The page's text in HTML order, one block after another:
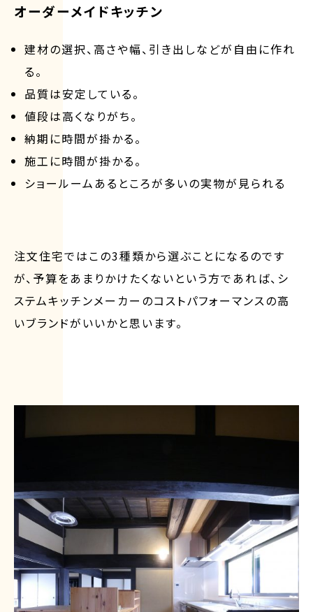
オーダーメイドキッチン
建材の選択、高さや幅、引き出しなどが自由に作れ
る。
品質は安定している。
値段は高くなりがち。
納期に時間が掛かる。
施工に時間が掛かる。
ショールームあるところが多いの実物が見られる
注文住宅ではこの3種類から選ぶことになるのです
が、予算をあまりかけたくないという方であれば、シ
ステムキッチンメーカーのコストパフォーマンスの高
いブランドがいいかと思います。